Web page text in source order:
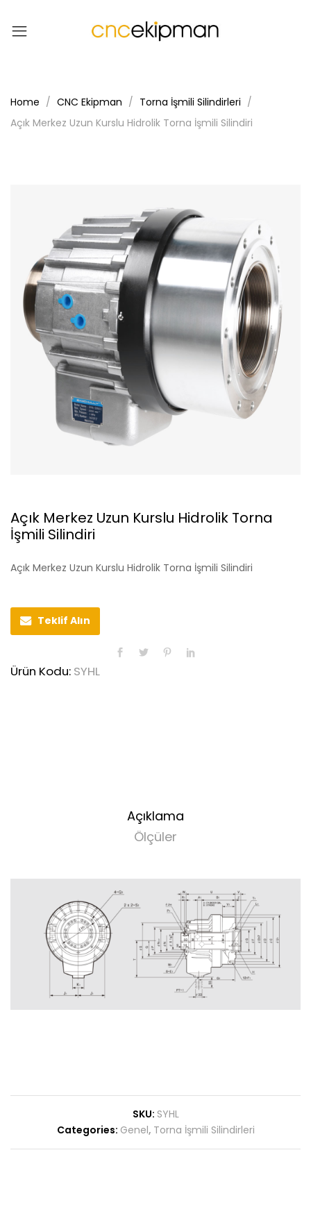
Home CNC Ekipman
Torna İşmili Silindirleri
Açık Merkez Uzun Kurslu Hidrolik Torna İşmili Silindiri
Açık Merkez Uzun Kurslu Hidrolik Torna
İşmili Silindiri
Açık Merkez Uzun Kurslu Hidrolik Torna İşmili Silindiri
Teklif Alın
Ürün Kodu: SYHL
Açıklama
Ölçüler
SKU: SYHL
Categories: Genel, Torna İşmili Silindirleri